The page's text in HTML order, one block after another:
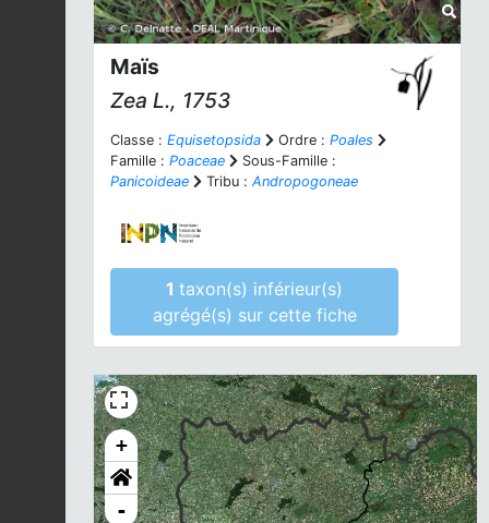
Maïs
Zea L., 1753
Classe : Equisetopsida Ordre : Poales
Famille : Poaceae
Sous-Famille :
Panicoideae
Tribu : Andropogoneae
1taxon(s) inférieur(s)
agrégé(s) sur cette fiche
+
-